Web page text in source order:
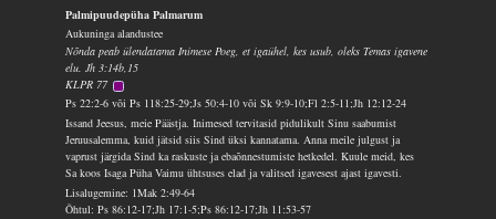
Palmipuudepüha Palmarum
Aukuninga alandustee
Nõnda peab ülendatama Inimese Poeg, et igaühel, kes usub, oleks Temas igavene
elu. Jh 3:14b,15
KLPR 77
Ps 22:2-6 või Ps 118:25-29;Js 50:4-10 või Sk 9:9-10;Fl 2:5-11;Jh 12:12-24
Issand Jeesus, meie Päästja. Inimesed tervitasid pidulikult Sinu saabumist
Jeruusalemma, kuid jätsid siis Sind üksi kannatama. Anna meile julgust ja
vaprust järgida Sind ka raskuste ja ebaõnnestumiste hetkedel. Kuule meid, kes
Sa koos Isaga Püha Vaimu ühtsuses elad ja valitsed igavesest ajast igavesti.
Lisalugemine: 1Mak 2:49-64
Õhtul: Ps 86:12-17;Jh 17:1-5;Ps 86:12-17;Jh 11:53-57